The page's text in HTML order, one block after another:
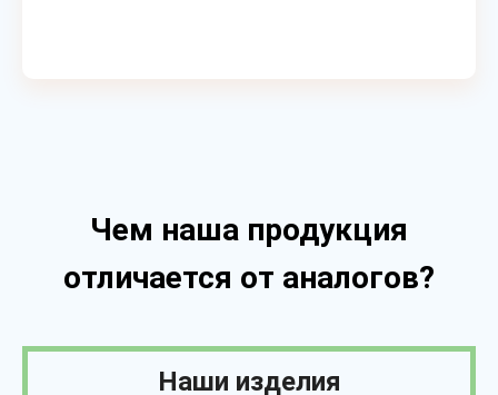
Чем наша продукция
отличается от аналогов?
Наши изделия